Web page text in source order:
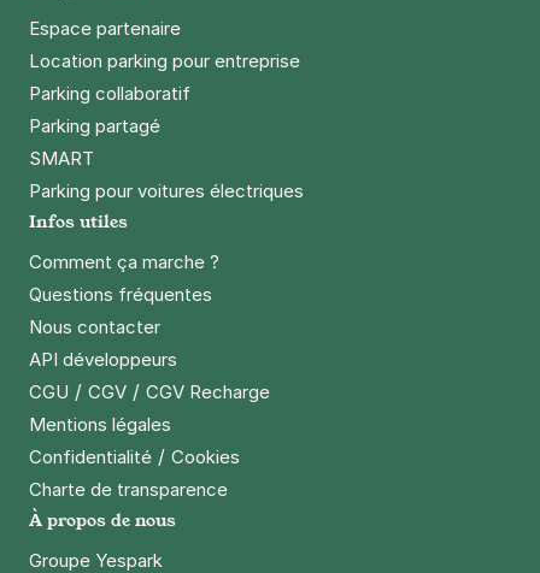
Espace partenaire
Location parking pour entreprise
Parking collaboratif
Parking partagé
SMART
Parking pour voitures électriques
Infos utiles
Comment ça marche ?
Questions fréquentes
Nous contacter
API développeurs
CGU / CGV / CGV Recharge
Mentions légales
Confidentialité / Cookies
Charte de transparence
À propos de nous
Groupe Yespark